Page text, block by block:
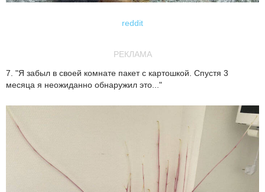
reddit
РЕКЛАМА
7. "Я забыл в своей комнате пакет с картошкой. Спустя 3
месяца я неожиданно обнаружил это..."